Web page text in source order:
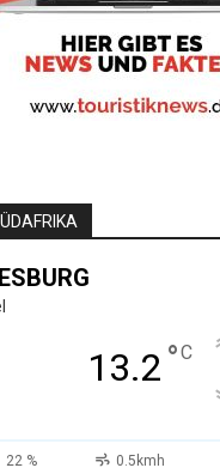
13.2 °C
22 % 0.5kmh